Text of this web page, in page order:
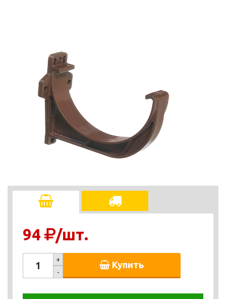
94 /шт.
+
-
Купить